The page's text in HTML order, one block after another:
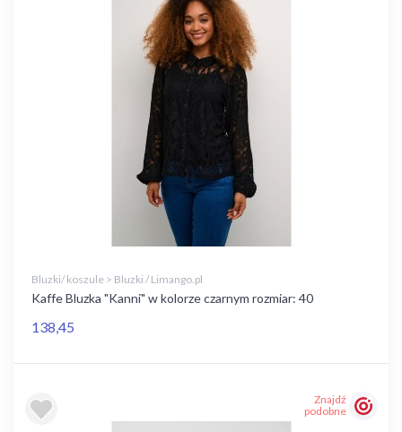
Bluzki/ koszule > Bluzki / Limango.pl
Kaffe Bluzka "Kanni" w kolorze czarnym rozmiar: 40
138,45
Znajdź
podobne